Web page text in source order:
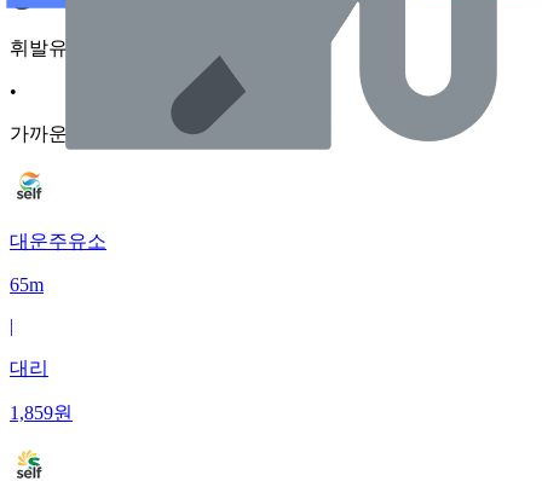
휘발유
•
가까운순
대운주유소
65m
|
대리
1,859원